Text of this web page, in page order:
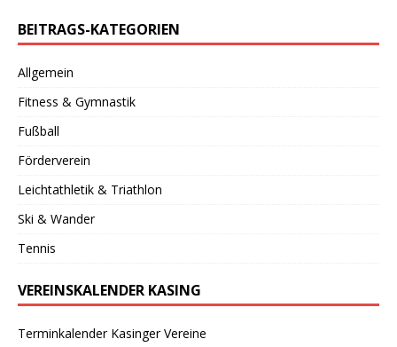
BEITRAGS-KATEGORIEN
Allgemein
Fitness & Gymnastik
Fußball
Förderverein
Leichtathletik & Triathlon
Ski & Wander
Tennis
VEREINSKALENDER KASING
Terminkalender Kasinger Vereine